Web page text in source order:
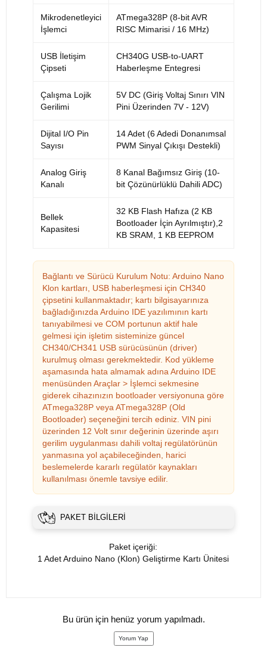
Mikrodenetleyici
İşlemci
ATmega328P (8-bit AVR
RISC Mimarisi / 16 MHz)
USB İletişim
Çipseti
CH340G USB-to-UART
Haberleşme Entegresi
Çalışma Lojik
Gerilimi
5V DC (Giriş Voltaj Sınırı VIN
Pini Üzerinden 7V - 12V)
Dijital I/O Pin
Sayısı
14 Adet (6 Adedi Donanımsal
PWM Sinyal Çıkışı Destekli)
Analog Giriş
Kanalı
8 Kanal Bağımsız Giriş (10-
bit Çözünürlüklü Dahili ADC)
Bellek
Kapasitesi
32 KB Flash Hafıza (2 KB
Bootloader İçin Ayrılmıştır),2
KB SRAM, 1 KB EEPROM
Bağlantı ve Sürücü Kurulum Notu: Arduino Nano
Klon kartları, USB haberleşmesi için CH340
çipsetini kullanmaktadır; kartı bilgisayarınıza
bağladığınızda Arduino IDE yazılımının kartı
tanıyabilmesi ve COM portunun aktif hale
gelmesi için işletim sisteminize güncel
CH340/CH341 USB sürücüsünün (driver)
kurulmuş olması gerekmektedir. Kod yükleme
aşamasında hata almamak adına Arduino IDE
menüsünden Araçlar > İşlemci sekmesine
giderek cihazınızın bootloader versiyonuna göre
ATmega328P veya ATmega328P (Old
Bootloader) seçeneğini tercih ediniz. VIN pini
üzerinden 12 Volt sınır değerinin üzerinde aşırı
gerilim uygulanması dahili voltaj regülatörünün
yanmasına yol açabileceğinden, harici
beslemelerde kararlı regülatör kaynakları
kullanılması önemle tavsiye edilir.
PAKET BILGILERI
Paket içeriği:
1 Adet Arduino Nano (Klon) Geliştirme Kartı Ünitesi
Bu ürün için henüz yorum yapılmadı.
Yorum Yap